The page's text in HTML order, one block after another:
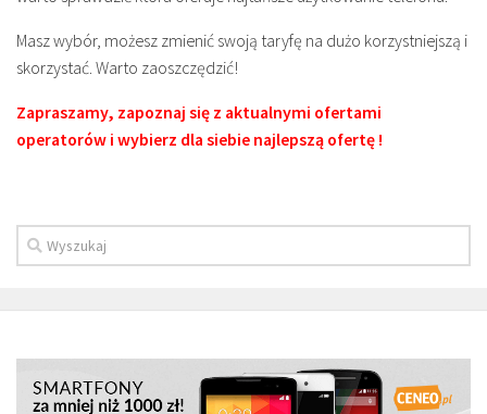
Masz wybór, możesz zmienić swoją taryfę na dużo korzystniejszą i
skorzystać. Warto zaoszczędzić!
Zapraszamy, zapoznaj się z aktualnymi ofertami
operatorów i wybierz dla siebie najlepszą ofertę !